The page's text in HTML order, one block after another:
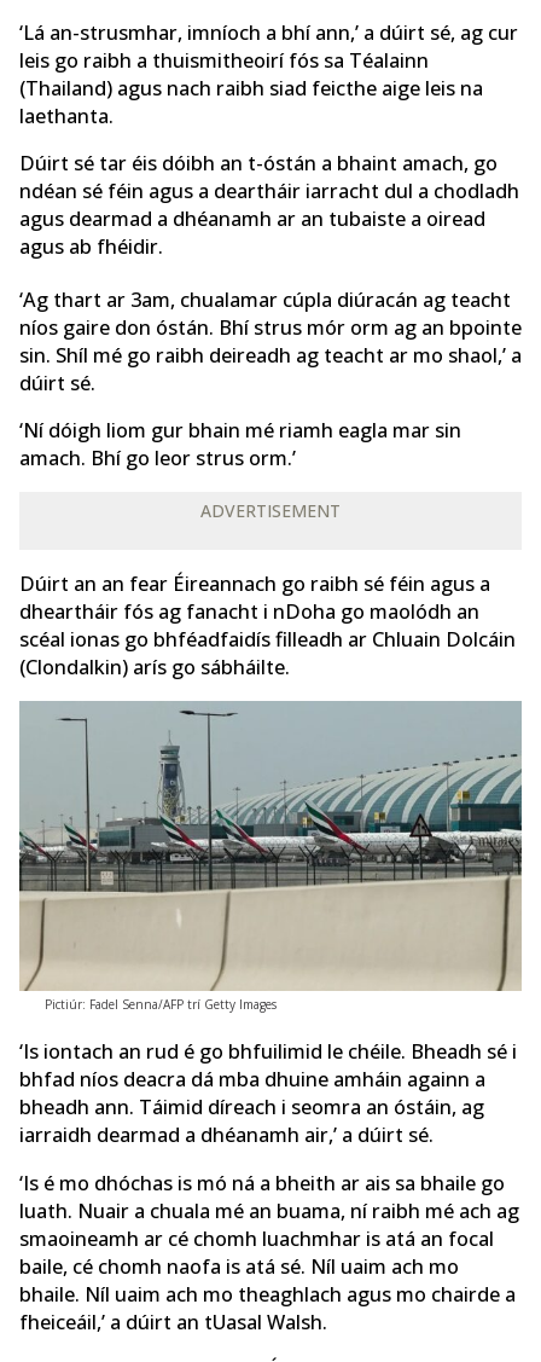
‘Lá an-strusmhar, imníoch a bhí ann,’ a dúirt sé, ag cur
leis go raibh a thuismitheoirí fós sa Téalainn
(Thailand) agus nach raibh siad feicthe aige leis na
laethanta.
Dúirt sé tar éis dóibh an t-óstán a bhaint amach, go
ndéan sé féin agus a deartháir iarracht dul a chodladh
agus dearmad a dhéanamh ar an tubaiste a oiread
agus ab fhéidir.
‘Ag thart ar 3am, chualamar cúpla diúracán ag teacht
níos gaire don óstán. Bhí strus mór orm ag an bpointe
sin. Shíl mé go raibh deireadh ag teacht ar mo shaol,’ a
dúirt sé.
‘Ní dóigh liom gur bhain mé riamh eagla mar sin
amach. Bhí go leor strus orm.’
ADVERTISEMENT
Dúirt an an fear Éireannach go raibh sé féin agus a
dheartháir fós ag fanacht i nDoha go maolódh an
scéal ionas go bhféadfaidís filleadh ar Chluain Dolcáin
(Clondalkin) arís go sábháilte.
Pictiúr: Fadel Senna/AFP trí Getty Images
‘Is iontach an rud é go bhfuilimid le chéile. Bheadh sé i
bhfad níos deacra dá mba dhuine amháin againn a
bheadh ann. Táimid díreach i seomra an óstáin, ag
iarraidh dearmad a dhéanamh air,’ a dúirt sé.
‘Is é mo dhóchas is mó ná a bheith ar ais sa bhaile go
luath. Nuair a chuala mé an buama, ní raibh mé ach ag
smaoineamh ar cé chomh luachmhar is atá an focal
baile, cé chomh naofa is atá sé. Níl uaim ach mo
bhaile. Níl uaim ach mo theaghlach agus mo chairde a
fheiceáil,’ a dúirt an tUasal Walsh.